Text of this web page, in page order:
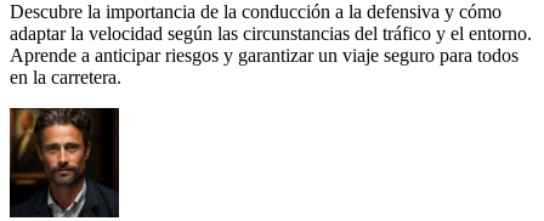
Descubre la importancia de la conducción a la defensiva y cómo
adaptar la velocidad según las circunstancias del tráfico y el entorno.
Aprende a anticipar riesgos y garantizar un viaje seguro para todos
en la carretera.